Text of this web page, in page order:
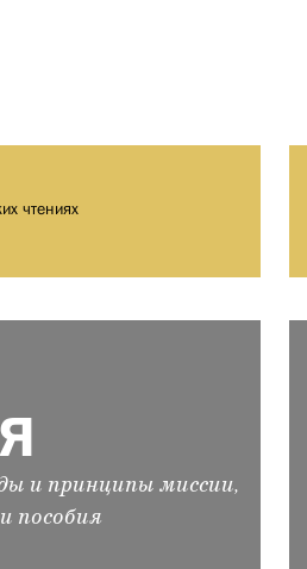
чтениях
и принципы миссии,
пособия